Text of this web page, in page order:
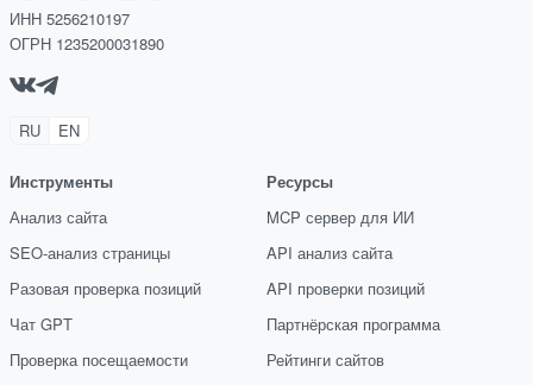
ИНН 5256210197
ОГРН 1235200031890
RU EN
Инструменты
Анализ сайта
SEO-анализ страницы
Разовая проверка позиций
Чат GPT
Проверка посещаемости
Ресурсы
MCP сервер для ИИ
API анализ сайта
API проверки позиций
Партнёрская программа
Рейтинги сайтов